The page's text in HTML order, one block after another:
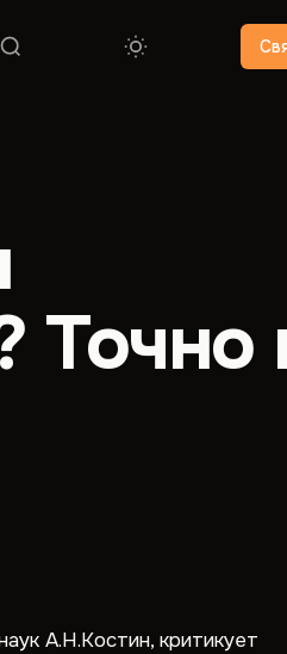
Точно
А.Н.Костин, критикует